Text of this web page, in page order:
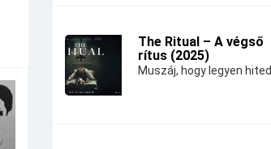
The Ritual – A végső
rítus (2025)
Muszáj, hogy legyen hited.